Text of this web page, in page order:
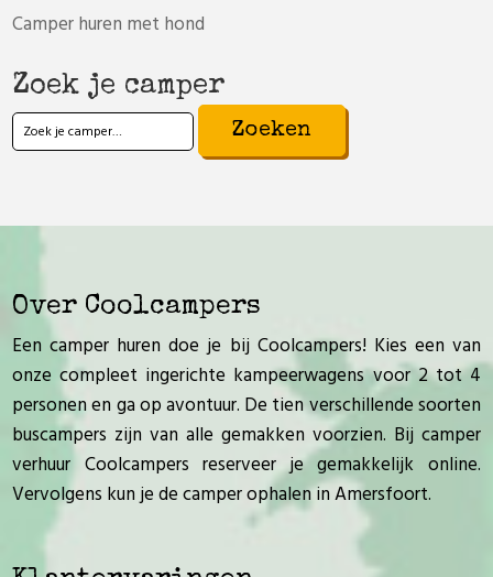
Camper huren met hond
Zoek je camper
Zoeken
naar:
Over Coolcampers
Een camper huren doe je bij Coolcampers! Kies een van
onze compleet ingerichte kampeerwagens voor 2 tot 4
personen en ga op avontuur. De tien verschillende soorten
buscampers zijn van alle gemakken voorzien. Bij camper
verhuur Coolcampers reserveer je gemakkelijk online.
Vervolgens kun je de camper ophalen in Amersfoort.